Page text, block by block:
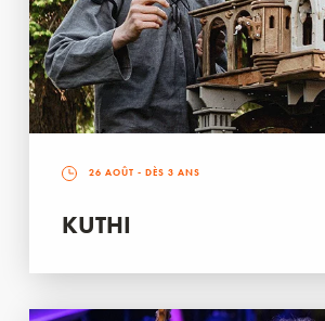
26 AOÛT - DÈS 3 ANS
KUTHI